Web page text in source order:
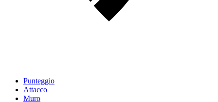
Punteggio
Attacco
Muro